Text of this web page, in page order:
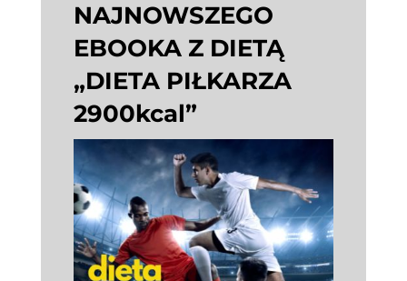
NAJNOWSZEGO
EBOOKA Z DIETĄ
„DIETA PIŁKARZA
2900kcal”